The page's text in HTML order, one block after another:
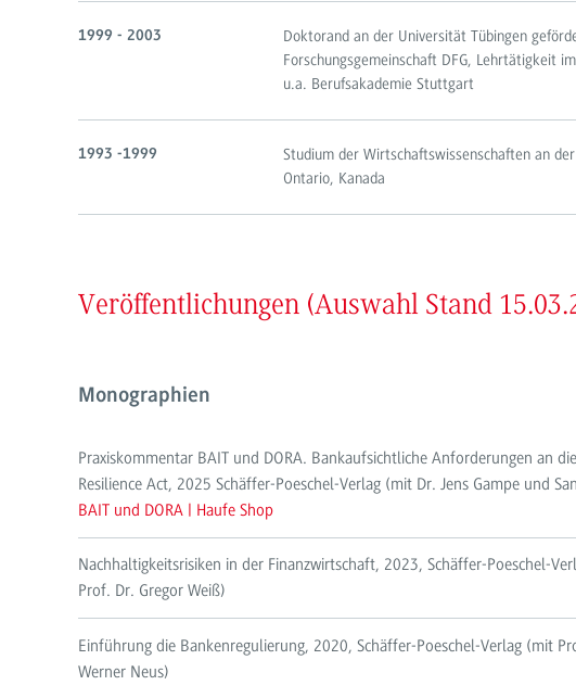
1999 - 2003
Doktorand an der Universität Tübingen
Forschungsgemeinschaft DFG, Lehrtätigkeit
u.a. Berufsakademie Stuttgart
1993 -1999
Studium der Wirtschaftswissenschaften an
Ontario, Kanada
Veröffentlichungen (Auswahl Stand
Monographien
Praxiskommentar BAIT und DORA. Bankaufsichtliche Anforderungen an
Resilience Act, 2025 Schäffer-Poeschel-Verlag (mit Dr. Jens Gampe und
BAIT und DORA | Haufe Shop
Nachhaltigkeitsrisiken in der Finanzwirtschaft, 2023, Schäffer-Poeschel-
Prof. Dr. Gregor Weiß)
Einführung die Bankenregulierung, 2020, Schäffer-Poeschel-Verlag (mit
Werner Neus)